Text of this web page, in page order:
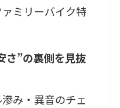
ミリーバイク特
さ”の裏側を見抜
み・異音のチェ